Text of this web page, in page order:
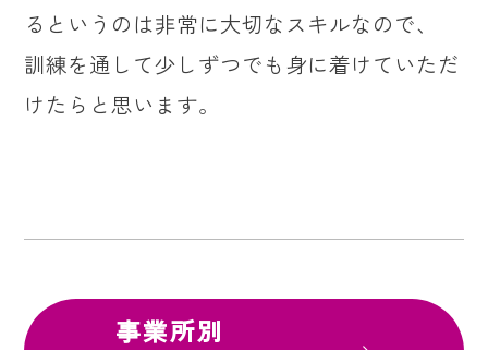
るというのは非常に大切なスキルなので、
訓練を通して少しずつでも身に着けていただ
けたらと思います。
事業所別